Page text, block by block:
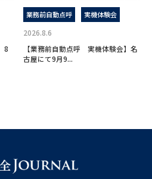
8
業務前自動点呼 実機体験会
2026.8.6
【業務前自動点呼 実機体験会】名
古屋にて9月9...